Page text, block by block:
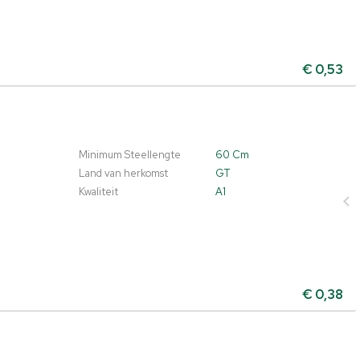
€ 0,53
Minimum Steellengte
60 Cm
Land van herkomst
GT
Kwaliteit
A1
€ 0,38